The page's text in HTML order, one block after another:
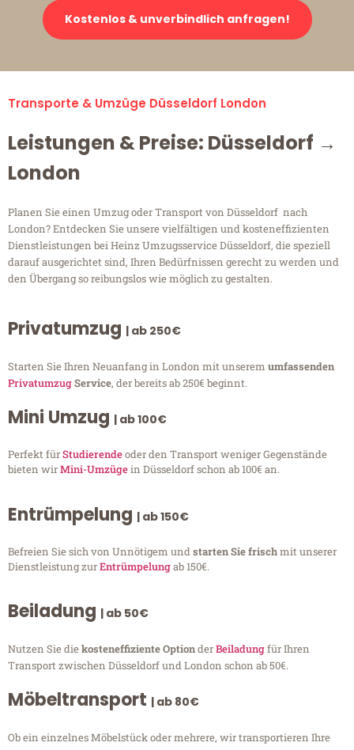
Kostenlos & unverbindlich anfragen!
Transporte & Umzüge Düsseldorf London
Leistungen & Preise: Düsseldorf →
London
Planen Sie einen Umzug oder Transport von Düsseldorf nach
London? Entdecken Sie unsere vielfältigen und kosteneffizienten
Dienstleistungen bei Heinz Umzugsservice Düsseldorf, die speziell
darauf ausgerichtet sind, Ihren Bedürfnissen gerecht zu werden und
den Übergang so reibungslos wie möglich zu gestalten.
Privatumzug | ab 250€
Starten Sie Ihren Neuanfang in London mit unserem umfassenden
PrivatumzugService, der bereits ab 250€ beginnt.
Mini Umzug | ab 100€
Perfekt fürStudierendeoder den Transport weniger Gegenstände
bieten wirMini-Umzügein Düsseldorf schon ab 100€ an.
Entrümpelung | ab 150€
Befreien Sie sich von Unnötigem undstarten Sie frischmit unserer
Dienstleistung zurEntrümpelungab 150€.
Beiladung | ab 50€
Nutzen Sie diekosteneffiziente OptionderBeiladungfür Ihren
Transport zwischen Düsseldorf und London schon ab 50€.
Möbeltransport | ab 80€
Ob ein einzelnes Möbelstück oder mehrere, wir transportieren Ihre